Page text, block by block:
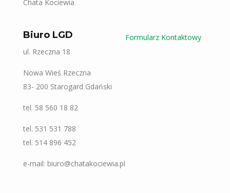
Chata Kociewia
Biuro LGD
ul. Rzeczna 18
Nowa Wieś Rzeczna
83- 200 Starogard Gdański
tel. 58 560 18 82
tel. 531 531 788
tel. 514 896 452
e-mail: biuro@chatakociewia.pl
Formularz Kontaktowy